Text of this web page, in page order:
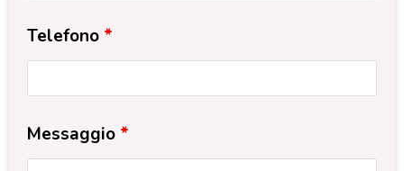
Telefono *
Messaggio *